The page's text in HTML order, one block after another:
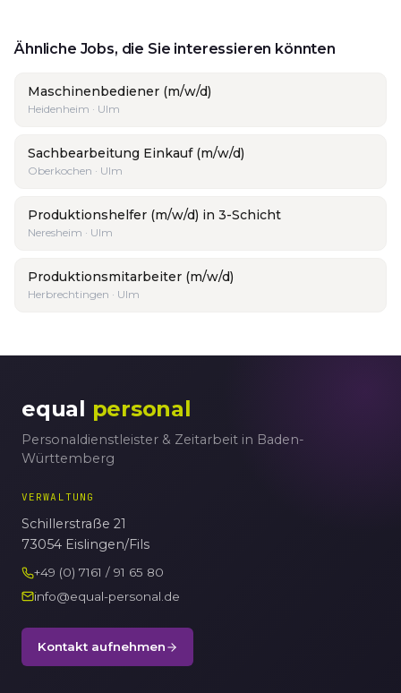
Ähnliche Jobs, die Sie interessieren könnten
Maschinenbediener (m/w/d)
Heidenheim · Ulm
Sachbearbeitung Einkauf (m/w/d)
Oberkochen · Ulm
Produktionshelfer (m/w/d) in 3-Schicht
Neresheim · Ulm
Produktionsmitarbeiter (m/w/d)
Herbrechtingen · Ulm
equal personal
Personaldienstleister & Zeitarbeit in Baden-
Württemberg
VERWALTUNG
Schillerstraße 21
73054 Eislingen/Fils
+49 (0) 7161 / 91 65 80
info@equal-personal.de
Kontakt aufnehmen